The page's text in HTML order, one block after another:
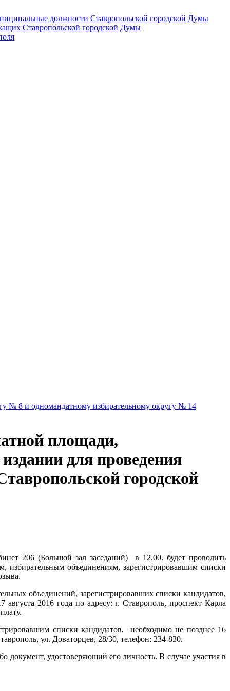
должности Ставропольской городской Думы
Ставропольской городской Думы
№ 8 и одномандатному избирательному округу № 14
площади,
для проведения
городской
206 (Большой зал заседаний) в 12.00. будет проводить
избирательным объединениям, зарегистрировавшим списки
объединений, зарегистрировавших списки кандидатов,
2016 года по адресу: г. Ставрополь, проспект Карла
списки кандидатов, необходимо не позднее 16
ул. Доваторцев, 28/30, телефон: 234-830.
документ, удостоверяющий его личность. В случае участия в